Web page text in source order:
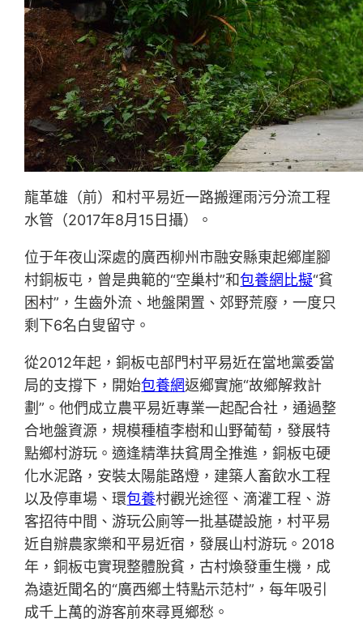
龍革雄（前）和村平易近一路搬運雨污分流工程
水管（2017年8月15日攝）。
位于年夜山深處的廣西柳州市融安縣東起鄉崖腳
村銅板屯，曾是典範的“空巢村”和包養網比擬“貧
困村”，生齒外流、地盤閑置、郊野荒廢，一度只
剩下6名白叟留守。
從2012年起，銅板屯部門村平易近在當地黨委當
局的支撐下，開始包養網返鄉實施“故鄉解救計
劃”。他們成立農平易近專業一起配合社，通過整
合地盤資源，規模種植李樹和山野葡萄，發展特
點鄉村游玩。適逢精準扶貧周全推進，銅板屯硬
化水泥路，安裝太陽能路燈，建築人畜飲水工程
以及停車場、環包養村觀光途徑、滴灌工程、游
客招待中間、游玩公廁等一批基礎設施，村平易
近自辦農家樂和平易近宿，發展山村游玩。2018
年，銅板屯實現整體脫貧，古村煥發重生機，成
為遠近聞名的“廣西鄉土特點示范村”，每年吸引
成千上萬的游客前來尋覓鄉愁。